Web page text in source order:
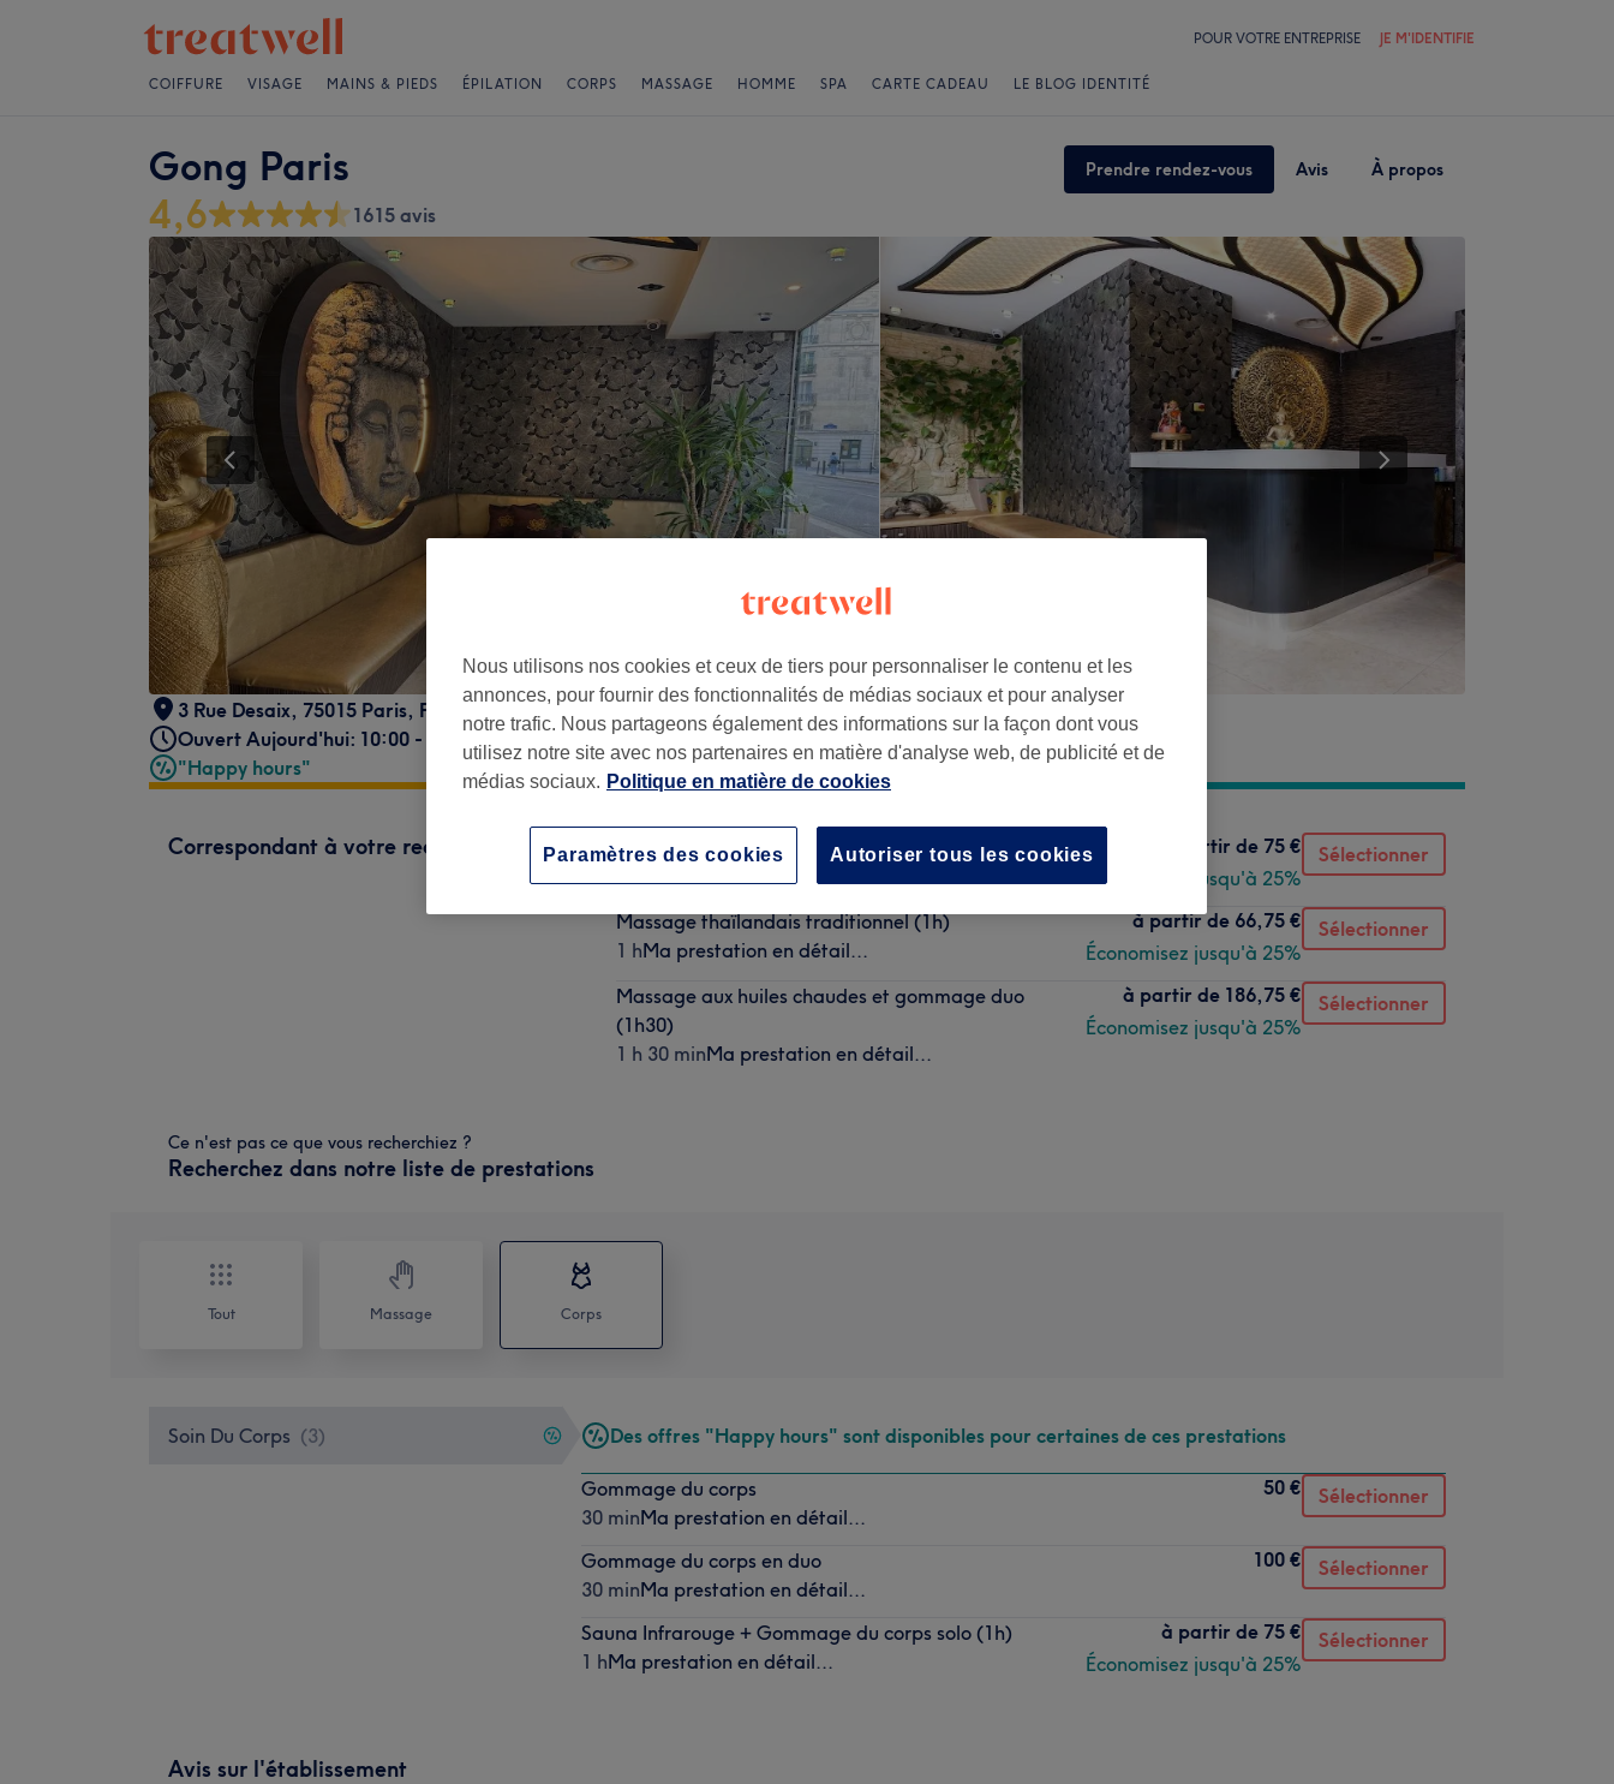
POUR VOTRE ENTREPRISE JE M'IDENTIFIE
COIFFURE VISAGE MAINS & PIEDS ÉPILATION CORPS MASSAGE HOMME SPA CARTE CADEAU LE BLOG IDENTITÉ
Gong Paris Prendre rendez-vous Avis À propos
4,6 1615 avis
3 Rue Desaix, 75015 Paris, France
Ouvert Aujourd'hui: 10:00 - 19:00
"Happy hours"
Correspondant à votre recherche
Sauna Infrarouge + Gommage du corps solo (1h)
à partir de 75 €
Économisez jusqu'à 25%
Sélectionner
Massage thaïlandais traditionnel (1h)
1 hMa prestation en détail...
à partir de 66,75 €
Économisez jusqu'à 25%
Sélectionner
Massage aux huiles chaudes et gommage duo
(1h30)
1 h 30 minMa prestation en détail...
à partir de 186,75 €
Économisez jusqu'à 25%
Sélectionner
Ce n'est pas ce que vous recherchiez ?
Recherchez dans notre liste de prestations
Tout Massage Corps
Soin Du Corps (3) Des offres "Happy hours" sont disponibles pour certaines de ces prestations
Gommage du corps
30 minMa prestation en détail...
50 € Sélectionner
Gommage du corps en duo
30 minMa prestation en détail...
100 € Sélectionner
Sauna Infrarouge + Gommage du corps solo (1h)
1 hMa prestation en détail...
à partir de 75 €
Économisez jusqu'à 25%
Sélectionner
Avis sur l'établissement
Nous utilisons nos cookies et ceux de tiers pour personnaliser le contenu et les
annonces, pour fournir des fonctionnalités de médias sociaux et pour analyser
notre trafic. Nous partageons également des informations sur la façon dont vous
utilisez notre site avec nos partenaires en matière d'analyse web, de publicité et de
médias sociaux. Politique en matière de cookies
Autoriser tous les cookies
Paramètres des cookies